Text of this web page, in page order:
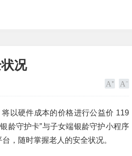
况
以硬件成本的价格进行公益价 119
龄守护卡”与子女端银龄守护小程序
，随时掌握老人的安全状况。